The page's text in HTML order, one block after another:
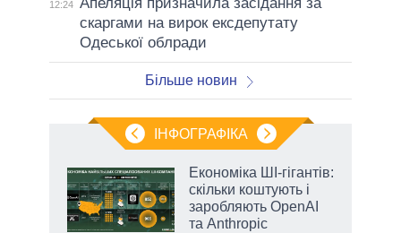
12:24 Апеляція призначила засідання за
скаргами на вирок ексдепутату
Одеської облради
Більше новин
ІНФОГРАФІКА
Економіка ШІ-гігантів:
скільки коштують і
заробляють OpenAI
та Anthropic